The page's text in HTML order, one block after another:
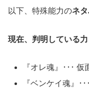
以下、特殊能力のネ
現在、判明している力
『オレ魂』･･･
『ベンケイ魂』･